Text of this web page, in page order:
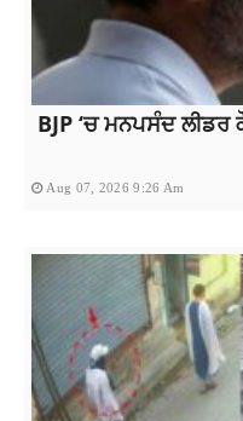
BJP ‘ਚ ਮਨਪਸੰਦ ਲੀਡਰ
Aug 07, 2026 9:26 Am